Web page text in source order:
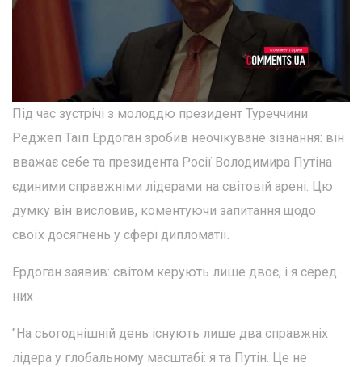
Під час зустрічі з молоддю президент Туреччини
Реджеп Таїп Ердоган зробив неочікуване зізнання: він
вважає себе та президента Росії Володимира Путіна
єдиними справжніми лідерами на світовій арені. Цю
думку він висловив, коментуючи запитання щодо
своїх досягнень у сфері дипломатії.
Ердоган заявив: світом керують лише двоє, і я серед
них
"На сьогоднішній день існують лише два справжніх
лідера у глобальному масштабі: я та Путін. Це не